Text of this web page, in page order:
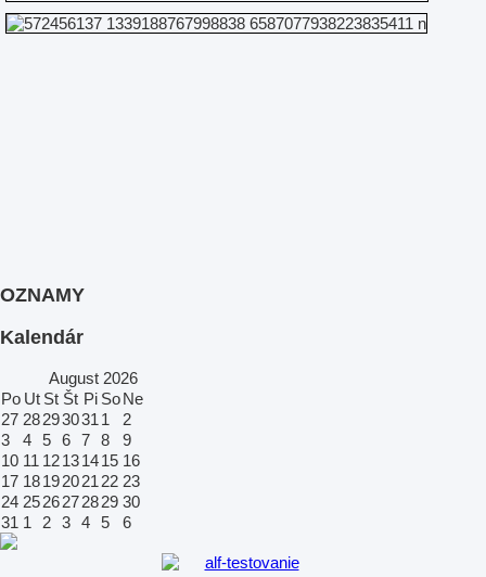
OZNAMY
Kalendár
August 2026
Po Ut St Št Pi SoNe
27 282930311
2
3
4 5 6 7 8
9
10 11 12131415 16
17 1819202122 23
24 2526272829 30
31 1 2 3 4 5 6